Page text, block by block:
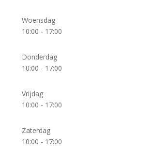
Woensdag
10:00 - 17:00
Donderdag
10:00 - 17:00
Vrijdag
10:00 - 17:00
Zaterdag
10:00 - 17:00